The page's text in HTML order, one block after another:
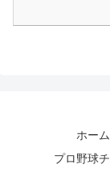
ホーム
プロ野球